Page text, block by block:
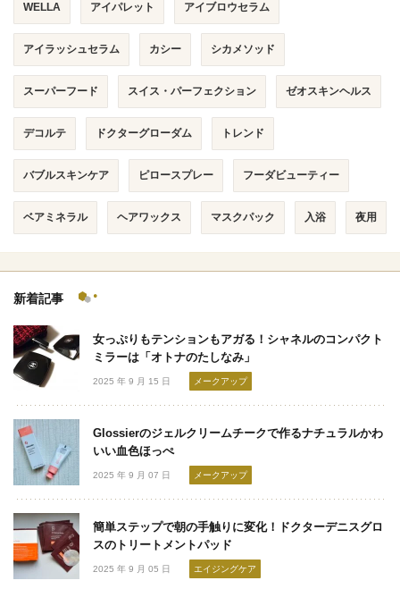
WELLA アイパレット アイブロウセラム
アイラッシュセラム カシー シカメソッド
スーパーフード スイス・パーフェクション ゼオスキンヘルス
デコルテ ドクターグローダム トレンド
バブルスキンケア ピロースプレー フーダビューティー
ベアミネラル ヘアワックス マスクパック 入浴 夜用
新着記事
女っぷりもテンションもアガる！シャネルのコンパクト
ミラーは「オトナのたしなみ」
2025 年 9 月 15 日 メークアップ
Glossierのジェルクリームチークで作るナチュラルかわ
いい血色ほっぺ
2025 年 9 月 07 日 メークアップ
簡単ステップで朝の手触りに変化！ドクターデニスグロ
スのトリートメントパッド
2025 年 9 月 05 日 エイジングケア